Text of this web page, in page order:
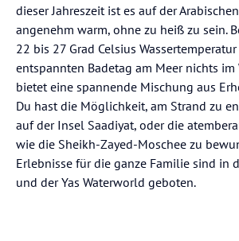
dieser Jahreszeit ist es auf der
angenehm warm, ohne zu heiß zu sein.
22 bis 27 Grad Celsius
entspannten Badetag am Meer nichts im
bietet eine spannende Mischung aus
Du hast die Möglichkeit, am Strand zu
auf der Insel Saadiyat, oder die
wie die Sheikh-Zayed-Moschee zu
Erlebnisse für die ganze Familie sind in
und der Yas Waterworld geboten.